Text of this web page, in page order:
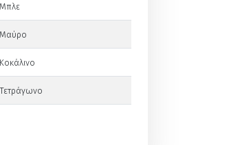
Μπλε
Μαύρο
Κοκάλινο
Τετράγωνο